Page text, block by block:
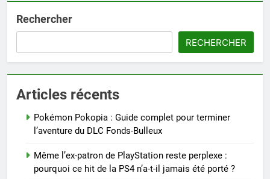
Rechercher
RECHERCHER
Articles récents
Pokémon Pokopia : Guide complet pour terminer
l’aventure du DLC Fonds-Bulleux
Même l’ex-patron de PlayStation reste perplexe :
pourquoi ce hit de la PS4 n’a-t-il jamais été porté ?